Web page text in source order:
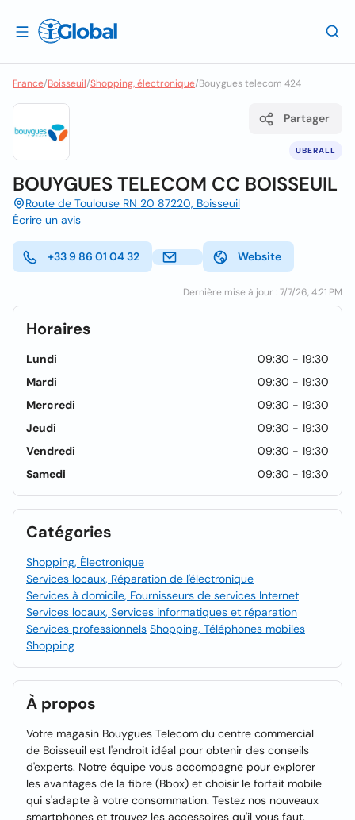
France/Boisseuil/Shopping, électronique/Bouygues telecom 424
UBERALL
Partager
BOUYGUES TELECOM CC BOISSEUIL
Route de Toulouse RN 20 87220, Boisseuil
Écrire un avis
+33 9 86 01 04 32 Website
Dernière mise à jour : 7/7/26, 4:21 PM
Horaires
Lundi
09:30 - 19:30
Mardi
09:30 - 19:30
Mercredi
09:30 - 19:30
Jeudi
09:30 - 19:30
Vendredi
09:30 - 19:30
Samedi
09:30 - 19:30
Catégories
Shopping, Électronique
Services locaux, Réparation de l'électronique
Services à domicile, Fournisseurs de services Internet
Services locaux, Services informatiques et réparation
Services professionnels Shopping, Téléphones mobiles
Shopping
À propos
Votre magasin Bouygues Telecom du centre commercial
de Boisseuil est l'endroit idéal pour obtenir des conseils
d'experts. Notre équipe vous accompagne pour explorer
les avantages de la fibre (Bbox) et choisir le forfait mobile
qui s'adapte à votre consommation. Testez nos nouveaux
smartphones et trouvez les accessoires qu'il vous faut.